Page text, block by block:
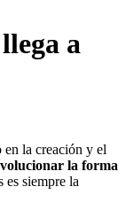
a
la creación y el
la forma
es siempre la